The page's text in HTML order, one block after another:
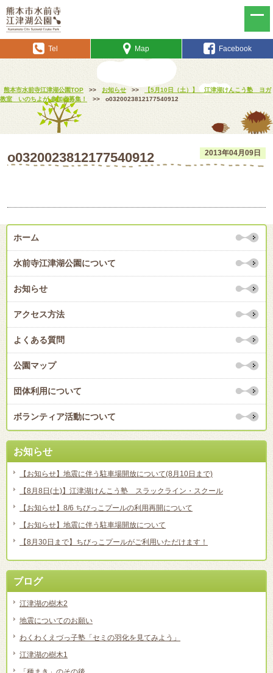
Tel Map Facebook
熊本市水前寺江津湖公園TOP >> お知らせ >>
【5月10日（土）】 江津湖けんこう塾 ヨガ
教室 いのちよが 参加者募集！
>> o0320023812177540912
2013年04月09日
o0320023812177540912
ホーム
水前寺江津湖公園について
お知らせ
アクセス方法
よくある質問
公園マップ
団体利用について
ボランティア活動について
お知らせ
【お知らせ】地震に伴う駐車場開放について(8月10日まで)
【8月8日(土)】江津湖けんこう塾 スラックライン・スクール
【お知らせ】8/6 ちびっこプールの利用再開について
【お知らせ】地震に伴う駐車場開放について
【8月30日まで】ちびっこプールがご利用いただけます！
ブログ
江津湖の樹木2
地震についてのお願い
わくわくえづっ子塾「セミの羽化を見てみよう」
江津湖の樹木1